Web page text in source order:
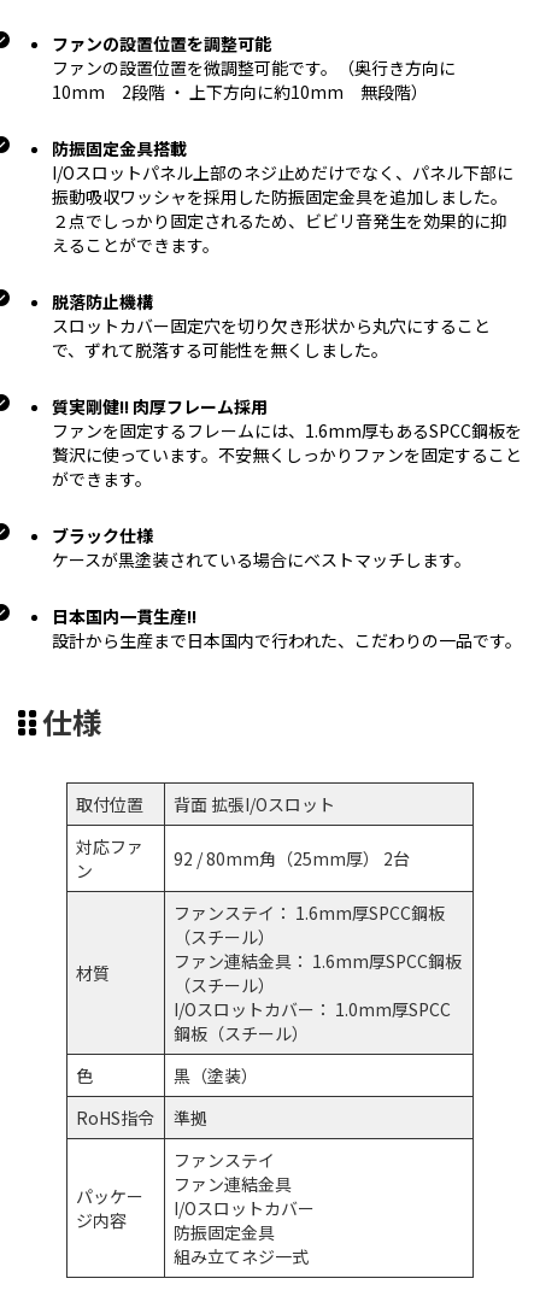
ファンの設置位置を調整可能
ファンの設置位置を微調整可能です。（奥行き方向に
10mm 2段階 ・ 上下方向に約10mm 無段階）
防振固定金具搭載
I/Oスロットパネル上部のネジ止めだけでなく、パネル下部に
振動吸収ワッシャを採用した防振固定金具を追加しました。
２点でしっかり固定されるため、ビビリ音発生を効果的に抑
えることができます。
脱落防止機構
スロットカバー固定穴を切り欠き形状から丸穴にすること
で、ずれて脱落する可能性を無くしました。
質実剛健!! 肉厚フレーム採用
ファンを固定するフレームには、1.6mm厚もあるSPCC鋼板を
贅沢に使っています。不安無くしっかりファンを固定すること
ができます。
ブラック仕様
ケースが黒塗装されている場合にベストマッチします。
日本国内一貫生産!!
設計から生産まで日本国内で行われた、こだわりの一品です。
仕様
取付位置
背面 拡張I/Oスロット
対応ファ
ン
92 / 80mm角（25mm厚） 2台
材質
ファンステイ： 1.6mm厚SPCC鋼板
（スチール）
ファン連結金具： 1.6mm厚SPCC鋼板
（スチール）
I/Oスロットカバー： 1.0mm厚SPCC
鋼板（スチール）
色
黒（塗装）
RoHS指令
準拠
パッケー
ジ内容
ファンステイ
ファン連結金具
I/Oスロットカバー
防振固定金具
組み立てネジ一式